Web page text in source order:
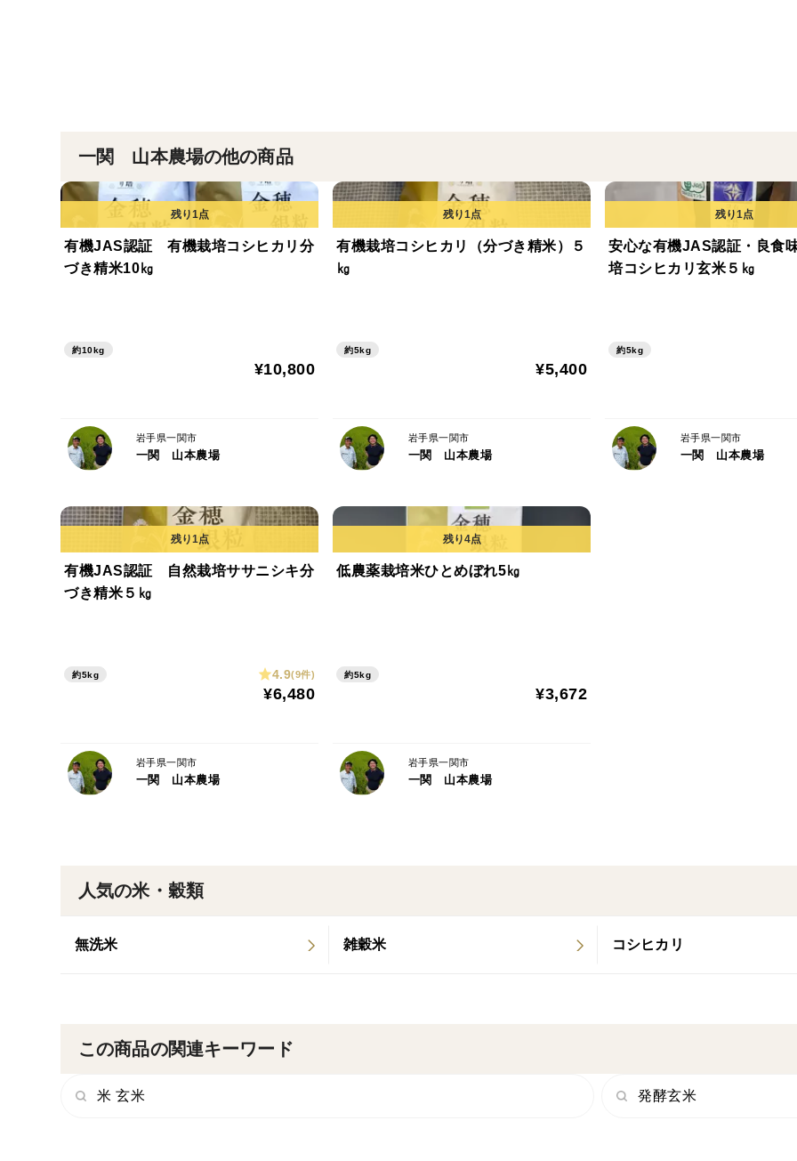
人気の米・穀類
無洗米 雑穀米 コシヒカリ
一関 山本農場の他の商品
有機JAS認証 有機栽培コシヒカリ分
づき精米10㎏
約10kg
¥10,800
岩手県一関市
一関 山本農場
有機栽培コシヒカリ（分づき精米）５
㎏
約5kg
¥5,400
岩手県一関市
一関 山本農場
安心な有機JAS認証・良食
培コシヒカリ玄米５㎏
約5kg
岩手県一関市
一関 山本農場
有機JAS認証 自然栽培ササニシキ分
づき精米５㎏
約5kg 4.9(9件)
¥6,480
岩手県一関市
一関 山本農場
低農薬栽培米ひとめぼれ5㎏
約5kg
¥3,672
岩手県一関市
一関 山本農場
この商品の関連キーワード
米 玄米 発酵玄米